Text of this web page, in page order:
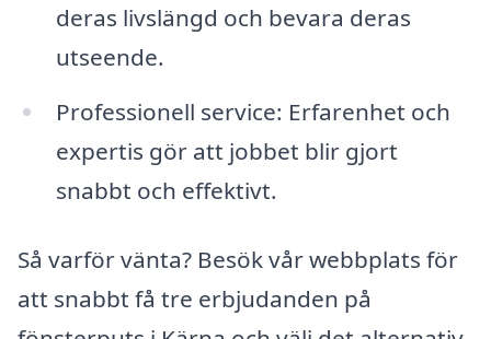
deras livslängd och bevara deras
utseende.
Professionell service: Erfarenhet och
expertis gör att jobbet blir gjort
snabbt och effektivt.
Så varför vänta? Besök vår webbplats för
att snabbt få tre erbjudanden på